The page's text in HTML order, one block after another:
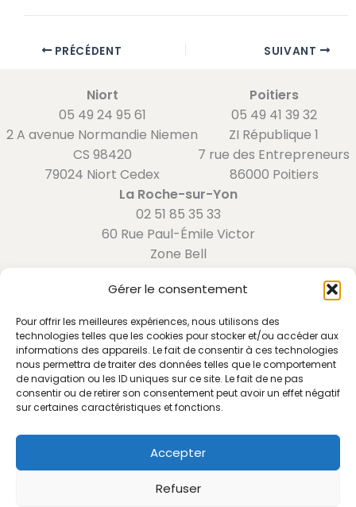
Gérer le consentement
Pour offrir les meilleures expériences, nous utilisons des
technologies telles que les cookies pour stocker et/ou accéder aux
informations des appareils. Le fait de consentir à ces technologies
nous permettra de traiter des données telles que le comportement
de navigation ou les ID uniques sur ce site. Le fait de ne pas
consentir ou de retirer son consentement peut avoir un effet négatif
sur certaines caractéristiques et fonctions.
Accepter
Refuser
PRÉCÉDENT SUIVANT
Niort
05 49 24 95 61
2 A avenue Normandie Niemen
CS 98420
79024 Niort Cedex
Poitiers
05 49 41 39 32
ZI République 1
7 rue des Entrepreneurs
86000 Poitiers
La Roche-sur-Yon
02 51 85 35 33
60 Rue Paul-Émile Victor
Zone Bell
85000 La Roche-sur-Yon
Angers
02 55 97 07 39
7 Bis Rue Antoine-Henri Becquerel
Bâtiment 4
49240 Avrillé
Accueil
Conditions générales de location
Contact